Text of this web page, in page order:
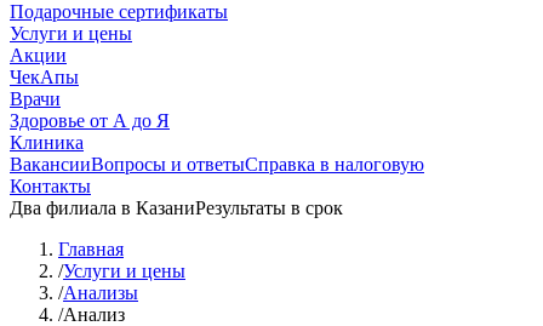
Подарочные сертификаты
Услуги и цены
Акции
ЧекАпы
Врачи
Здоровье от А до Я
Клиника
ВакансииВопросы и ответыСправка в налоговую
Контакты
Два филиала в КазаниРезультаты в срок
Главная
/Услуги и цены
/Анализы
/Анализ